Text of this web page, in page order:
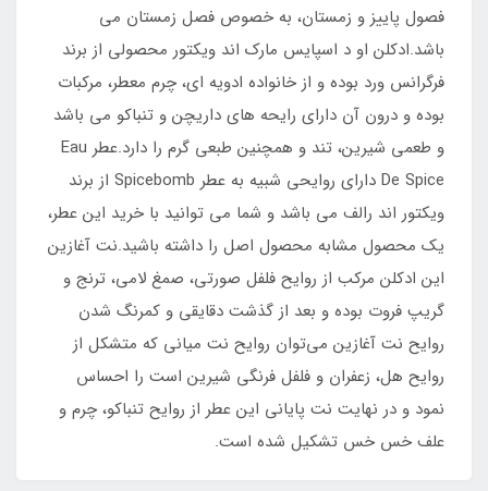
فصول پاییز و زمستان، به خصوص فصل زمستان می
باشد.ادکلن او د اسپایس مارک اند ویکتور محصولی از برند
فرگرانس ورد بوده و از خانواده ادویه ای، چرم معطر، مرکبات
بوده و درون آن دارای رایحه های داریچن و تنباکو می باشد
و طعمی شیرین، تند و همچنین طبعی گرم را دارد.عطر Eau
De Spice دارای روایحی شبیه به عطر Spicebomb از برند
ویکتور اند رالف می باشد و شما می توانید با خرید این عطر،
یک محصول مشابه محصول اصل را داشته باشید.نت آغازین
این ادکلن مرکب از روایح فلفل صورتی، صمغ لامی، ترنج و
گریپ فروت بوده و بعد از گذشت دقایقی و کمرنگ شدن
روایح نت آغازین می‌توان روایح نت میانی که متشکل از
روایح هل، زعفران و فلفل فرنگی شیرین است را احساس
نمود و در نهایت نت پایانی این عطر از روایح تنباکو، چرم و
علف خس خس تشکیل شده است.